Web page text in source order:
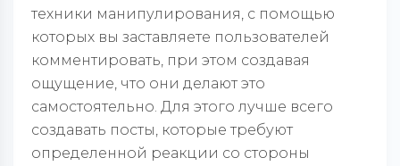
техники манипулирования, с помощью
которых вы заставляете пользователей
комментировать, при этом создавая
ощущение, что они делают это
самостоятельно. Для этого лучше всего
создавать посты, которые требуют
определенной реакции со стороны